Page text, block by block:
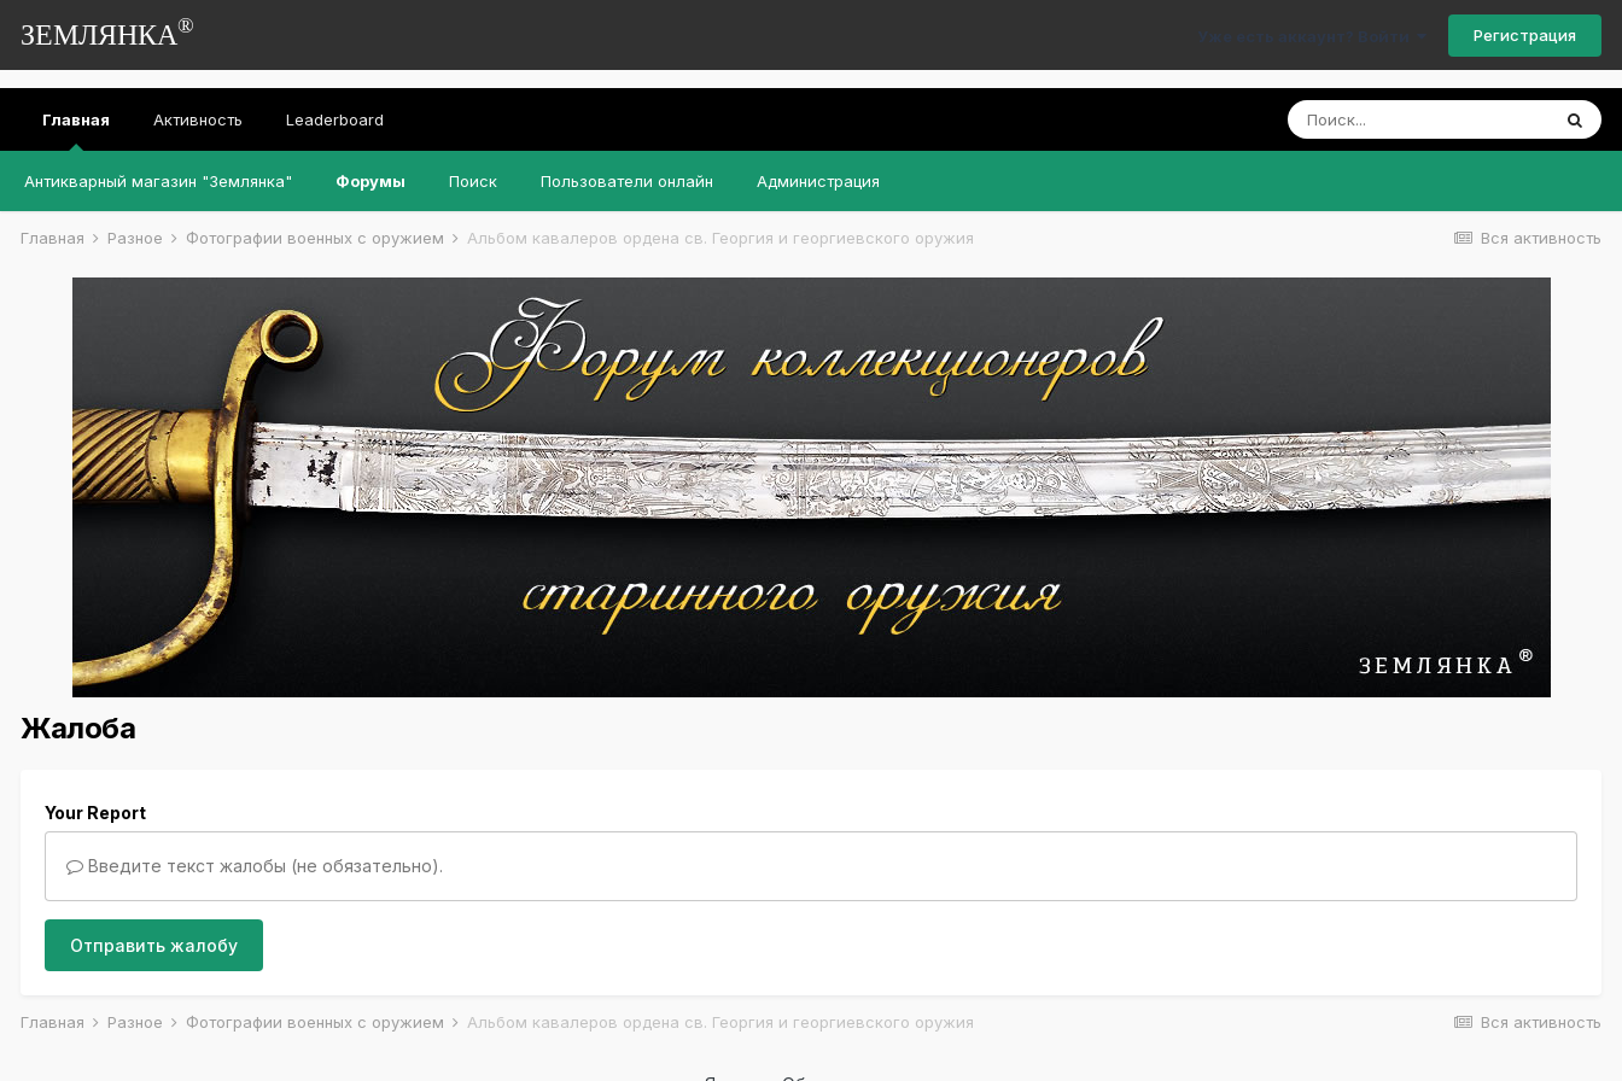
ЗЕМЛЯНКА® Уже есть аккаунт? Войти Регистрация
Главная
Антикварный магазин "Землянка" Форумы Поиск Пользователи онлайн Администрация
Активность Leaderboard
Вся активность
Главная Разное Фотографии военных с оружием Альбом кавалеров ордена св. Георгия и георгиевского оружия
Жалоба
Your Report
Введите текст жалобы (не обязательно).
Отправить жалобу
Вся активность
Главная Разное Фотографии военных с оружием Альбом кавалеров ордена св. Георгия и георгиевского оружия